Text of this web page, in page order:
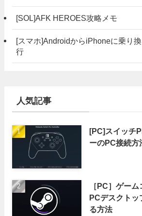
[SOL]AFK HEROES攻略メモ
[スマホ]AndroidからiPhoneに乗り
行
人気記事
[PC]スイッチ
ーのPC接続方
［PC］ゲー
PCデスクトッ
る方法